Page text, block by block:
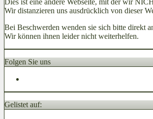
Dies ist eine andere Webseite, mit der wir
Wir distanzieren uns ausdrücklich von dieser
Bei Beschwerden wenden sie sich bitte direkt
Wir können ihnen leider nicht weiterhelfen.
Folgen Sie uns
Gelistet auf: